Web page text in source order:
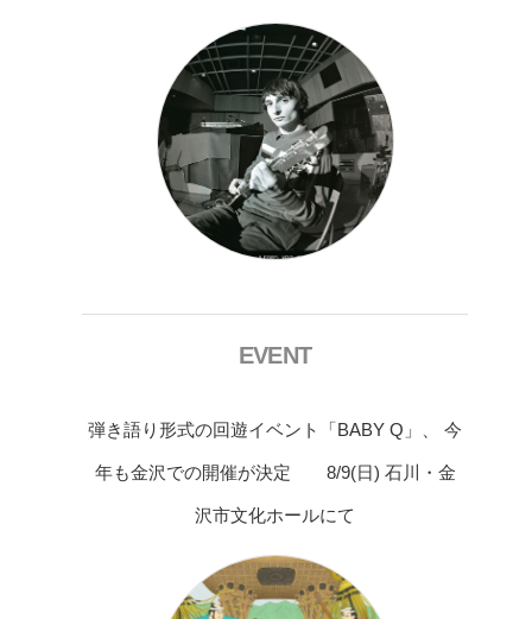
EVENT
弾き語り形式の回遊イベント「BABY Q」、 今
年も金沢での開催が決定 8/9(日) 石川・金
沢市文化ホールにて